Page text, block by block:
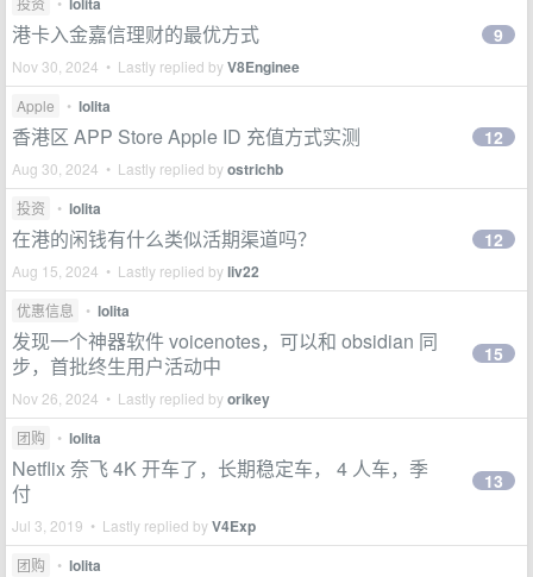
港卡入金嘉信理财的最优方式
Nov 30, 2024 • Lastly replied byV8Enginee
9
Apple • lolita
香港区 APP Store Apple ID 充值方式实测
Aug 30, 2024 • Lastly replied byostrichb
12
投资 • lolita
在港的闲钱有什么类似活期渠道吗？
Aug 15, 2024 • Lastly replied byliv22
12
优惠信息 • lolita
发现一个神器软件 voicenotes，可以和 obsidian 同
步，首批终生用户活动中
Nov 26, 2024 • Lastly replied byorikey
15
团购 • lolita
Netflix 奈飞 4K 开车了，长期稳定车， 4 人车，季
付
Jul 3, 2019 • Lastly replied byV4Exp
13
团购 • lolita